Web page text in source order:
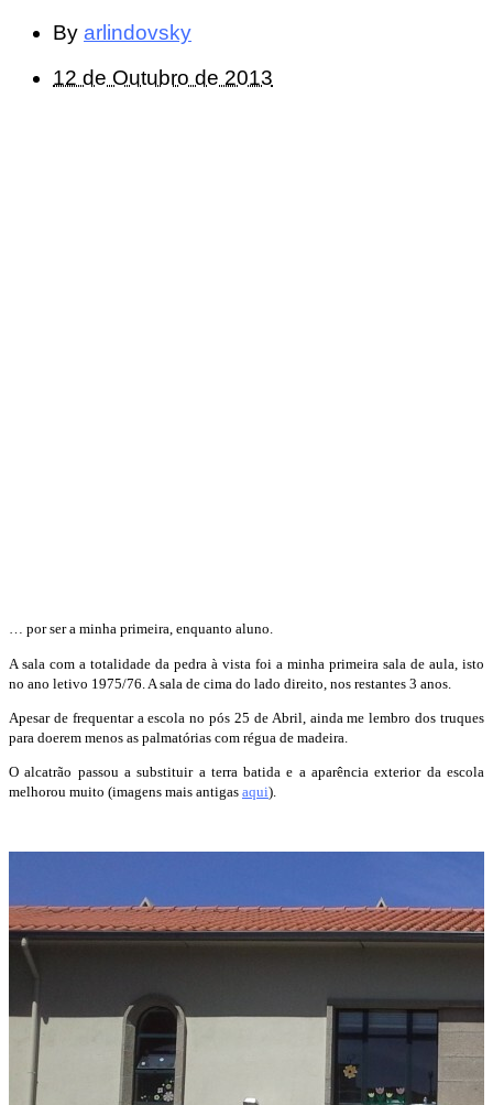
By arlindovsky
12 de Outubro de 2013
… por ser a minha primeira, enquanto aluno.
A sala com a totalidade da pedra à vista foi a minha primeira sala de aula, isto
no ano letivo 1975/76. A sala de cima do lado direito, nos restantes 3 anos.
Apesar de frequentar a escola no pós 25 de Abril, ainda me lembro dos truques
para doerem menos as palmatórias com régua de madeira.
O alcatrão passou a substituir a terra batida e a aparência exterior da escola
melhorou muito (imagens mais antigas aqui).